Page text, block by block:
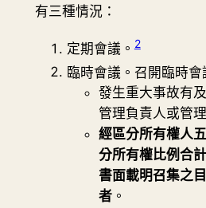
有三種情況：
定期會議。2
臨時會議。召開臨時
發生重大事故有
管理負責人或管
經區分所有權人
分所有權比例合
書面載明召集之
者。